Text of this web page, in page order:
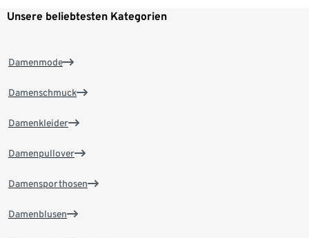
Unsere beliebtesten Kategorien
Damenmode
Damenschmuck
Damenkleider
Damenpullover
Damensporthosen
Damenblusen